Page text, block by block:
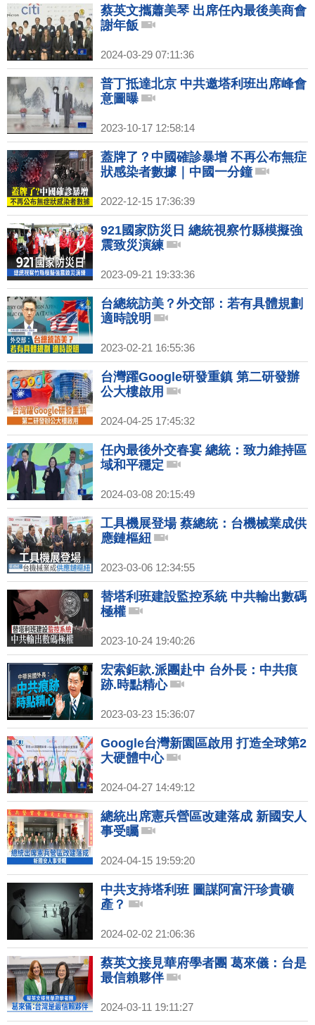
蔡英文攜蕭美琴 出席任內最後美商會
謝年飯
2024-03-29 07:11:36
普丁抵達北京 中共邀塔利班出席峰會
意圖曝
2023-10-17 12:58:14
蓋牌了？中國確診暴增 不再公布無症
狀感染者數據｜中國一分鐘
2022-12-15 17:36:39
921國家防災日 總統視察竹縣模擬強
震致災演練
2023-09-21 19:33:36
台總統訪美？外交部：若有具體規劃
適時說明
2023-02-21 16:55:36
台灣躍Google研發重鎮 第二研發辦
公大樓啟用
2024-04-25 17:45:32
任內最後外交春宴 總統：致力維持區
域和平穩定
2024-03-08 20:15:49
工具機展登場 蔡總統：台機械業成供
應鏈樞紐
2023-03-06 12:34:55
替塔利班建設監控系統 中共輸出數碼
極權
2023-10-24 19:40:26
宏索鉅款.派團赴中 台外長：中共痕
跡.時點精心
2023-03-23 15:36:07
Google台灣新園區啟用 打造全球第2
大硬體中心
2024-04-27 14:49:12
總統出席憲兵營區改建落成 新國安人
事受矚
2024-04-15 19:59:20
中共支持塔利班 圖謀阿富汗珍貴礦
產？
2024-02-02 21:06:36
蔡英文接見華府學者團 葛來儀：台是
最信賴夥伴
2024-03-11 19:11:27